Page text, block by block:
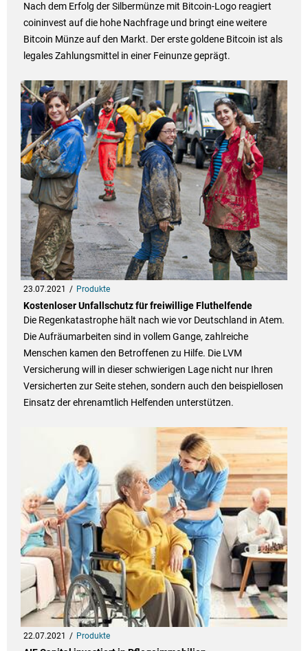
Nach dem Erfolg der Silbermünze mit Bitcoin-Logo reagiert
coininvest auf die hohe Nachfrage und bringt eine weitere
Bitcoin Münze auf den Markt. Der erste goldene Bitcoin ist als
legales Zahlungsmittel in einer Feinunze geprägt.
23.07.2021 Produkte
Kostenloser Unfallschutz für freiwillige Fluthelfende
Die Regenkatastrophe hält nach wie vor Deutschland in Atem.
Die Aufräumarbeiten sind in vollem Gange, zahlreiche
Menschen kamen den Betroffenen zu Hilfe. Die LVM
Versicherung will in dieser schwierigen Lage nicht nur Ihren
Versicherten zur Seite stehen, sondern auch den beispiellosen
Einsatz der ehrenamtlich Helfenden unterstützen.
22.07.2021 Produkte